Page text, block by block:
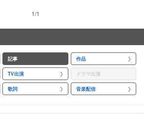
1/1
記事 作品
TV出演 ドラマ出演
歌詞 音楽配信